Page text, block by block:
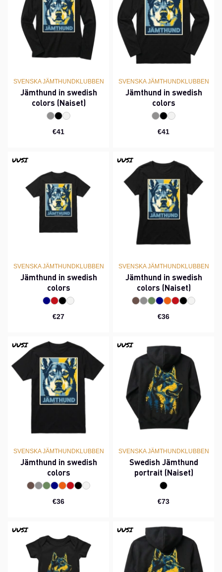
SVENSKA JÄMTHUNDKLUBBEN
Jämthund in swedish
colors (Naiset)
€41
SVENSKA JÄMTHUNDKLUBBEN
Jämthund in swedish
colors
€41
UUSI
SVENSKA JÄMTHUNDKLUBBEN
Jämthund in swedish
colors
€27
UUSI
SVENSKA JÄMTHUNDKLUBBEN
Jämthund in swedish
colors (Naiset)
€36
UUSI
SVENSKA JÄMTHUNDKLUBBEN
Jämthund in swedish
colors
€36
UUSI
SVENSKA JÄMTHUNDKLUBBEN
Swedish Jämthund
portrait (Naiset)
€73
UUSI UUSI